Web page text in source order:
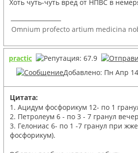
Хоть чуть-чуть вред от НПВС в
Omnium profecto artium medicina
practic
Добавлено: Пн Апр
Цитата:
1. Ацидум фосфорикум 12- по 1
2. Петролеум 6 - по 3 - 7 гранул
3. Гелониас 6- по 1 -7 гранул при
фосфорикум).